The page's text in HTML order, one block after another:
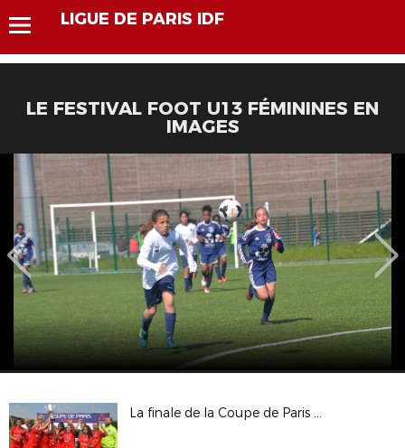
LIGUE DE PARIS IDF
LE FESTIVAL FOOT U13 FÉMININES EN
IMAGES
La finale de la Coupe de Paris Crédit Mutuel IDF U19 Féminines